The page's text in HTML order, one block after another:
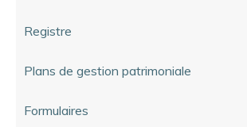
Registre
Plans de gestion patrimoniale
Formulaires